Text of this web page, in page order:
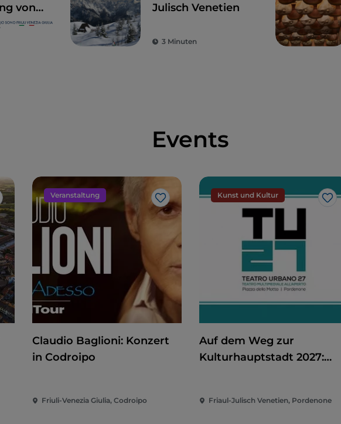
von
Friuli
del
Julisch Venetien
3 Minuten
Events
Veranstaltung
Like
Claudio Baglioni: Konzert
in Codroipo
Friuli-Venezia Giulia, Codroipo
Kunst und Kultur
Like
Auf dem Weg zur
Kulturhauptstadt 2027:
Friaul-Julisch Venetien, Pordenone